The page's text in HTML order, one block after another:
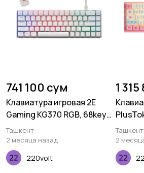
741 100 сум
Клавиатура игровая 2E
Gaming KG370 RGB, 68key,
Gateron Red Switch, USB,
White, Ukr
Ташкент
2 месяца назад
220volt
1
RGB
Ташкент
2